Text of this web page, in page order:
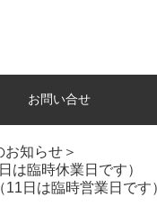
お問い合せ
知らせ＞
は臨時休業日です）
日は臨時営業日です